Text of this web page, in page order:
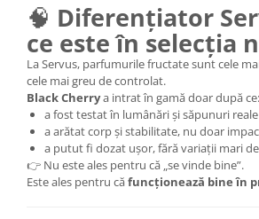
🧠 Diferențiator
ce este în selecția
La Servus, parfumurile fructate sunt cele
cele mai greu de controlat.
Black Cherrya intrat în gamă doar după ce:
a fost testat în lumânări și săpunuri reale
a arătat corp și stabilitate, nu doar
a putut fi dozat ușor, fără variații mari
👉 Nu este ales pentru că „se vinde bine”.
Este ales pentru căfuncționează bine în